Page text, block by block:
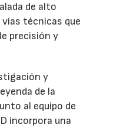
de alto
técnicas que
precisión y
y
de la
al equipo de
incorpora una